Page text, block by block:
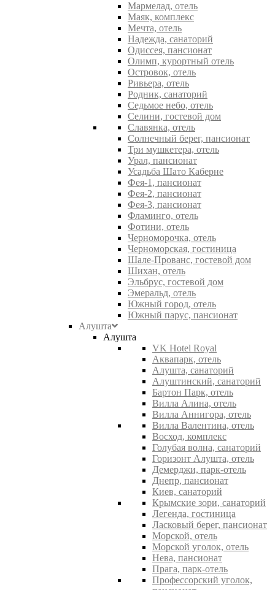
Мармелад, отель
Маяк, комплекс
Мечта, отель
Надежда, санаторий
Одиссея, пансионат
Олимп, курортный отель
Островок, отель
Ривьера, отель
Родник, санаторий
Седьмое небо, отель
Селини, гостевой дом
Славянка, отель
Солнечный берег, пансионат
Три мушкетера, отель
Урал, пансионат
Усадьба Шато Каберне
Фея-1, пансионат
Фея-2, пансионат
Фея-3, пансионат
Фламинго, отель
Фотини, отель
Черноморочка, отель
Черноморская, гостиница
Шале-Прованс, гостевой дом
Шихан, отель
Эльбрус, гостевой дом
Эмеральд, отель
Южный город, отель
Южный парус, пансионат
Алушта
Алушта
VK Hotel Royal
Аквапарк, отель
Алушта, санаторий
Алуштинский, санаторий
Бартон Парк, отель
Вилла Алина, отель
Вилла Аннигора, отель
Вилла Валентина, отель
Восход, комплекс
Голубая волна, санаторий
Горизонт Алушта, отель
Демерджи, парк-отель
Днепр, пансионат
Киев, санаторий
Крымские зори, санаторий
Легенда, гостиница
Ласковый берег, пансионат
Морской, отель
Морской уголок, отель
Нева, пансионат
Прага, парк-отель
Профессорский уголок,